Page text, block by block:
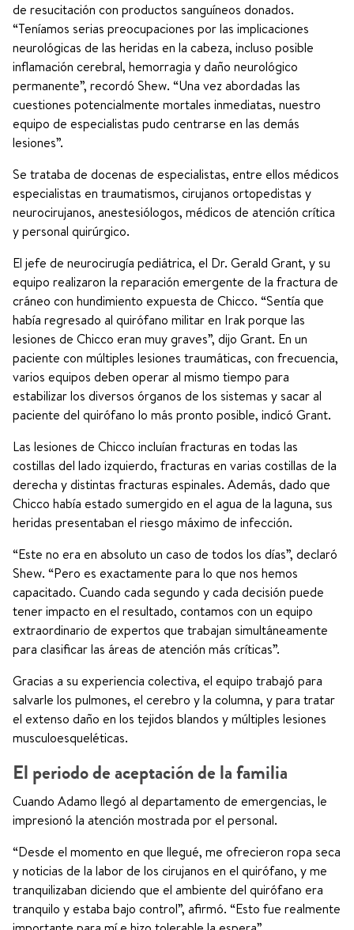
de resucitación con productos sanguíneos donados.
“Teníamos serias preocupaciones por las implicaciones
neurológicas de las heridas en la cabeza, incluso posible
inflamación cerebral, hemorragia y daño neurológico
permanente”, recordó Shew. “Una vez abordadas las
cuestiones potencialmente mortales inmediatas, nuestro
equipo de especialistas pudo centrarse en las demás
lesiones”.
Se trataba de docenas de especialistas, entre ellos médicos
especialistas en traumatismos, cirujanos ortopedistas y
neurocirujanos, anestesiólogos, médicos de atención crítica
y personal quirúrgico.
El jefe de neurocirugía pediátrica, el Dr. Gerald Grant, y su
equipo realizaron la reparación emergente de la fractura de
cráneo con hundimiento expuesta de Chicco. “Sentía que
había regresado al quirófano militar en Irak porque las
lesiones de Chicco eran muy graves”, dijo Grant. En un
paciente con múltiples lesiones traumáticas, con frecuencia,
varios equipos deben operar al mismo tiempo para
estabilizar los diversos órganos de los sistemas y sacar al
paciente del quirófano lo más pronto posible, indicó Grant.
Las lesiones de Chicco incluían fracturas en todas las
costillas del lado izquierdo, fracturas en varias costillas de la
derecha y distintas fracturas espinales. Además, dado que
Chicco había estado sumergido en el agua de la laguna, sus
heridas presentaban el riesgo máximo de infección.
“Este no era en absoluto un caso de todos los días”, declaró
Shew. “Pero es exactamente para lo que nos hemos
capacitado. Cuando cada segundo y cada decisión puede
tener impacto en el resultado, contamos con un equipo
extraordinario de expertos que trabajan simultáneamente
para clasificar las áreas de atención más críticas”.
Gracias a su experiencia colectiva, el equipo trabajó para
salvarle los pulmones, el cerebro y la columna, y para tratar
el extenso daño en los tejidos blandos y múltiples lesiones
musculoesqueléticas.
El periodo de aceptación de la familia
Cuando Adamo llegó al departamento de emergencias, le
impresionó la atención mostrada por el personal.
“Desde el momento en que llegué, me ofrecieron ropa seca
y noticias de la labor de los cirujanos en el quirófano, y me
tranquilizaban diciendo que el ambiente del quirófano era
tranquilo y estaba bajo control”, afirmó. “Esto fue realmente